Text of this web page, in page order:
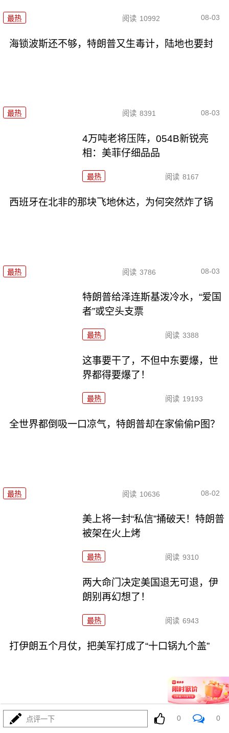
最热 阅读 10992 08-03
海锁波斯还不够，特朗普又生毒计，陆地也要封
最热 阅读 8391 08-03
4万吨老将压阵，054B新锐亮
相：美菲仔细品品
最热 阅读 8167
西班牙在北非的那块飞地休达，为何突然炸了锅
最热 阅读 3786 08-03
特朗普给泽连斯基泼冷水，“爱国
者”或空头支票
最热 阅读 3388
这事要干了，不但中东要爆，世
界都得要爆了！
最热 阅读 19193
全世界都倒吸一口凉气，特朗普却在家偷偷P图？
最热 阅读 10636 08-02
美上将一封“私信”捅破天！特朗普
被架在火上烤
最热 阅读 9310
两大命门决定美国退无可退，伊
朗别再幻想了！
最热 阅读 6943
打伊朗五个月仗，把美军打成了“十口锅九个盖”
最热 5395 08-02
点评一下 0 0